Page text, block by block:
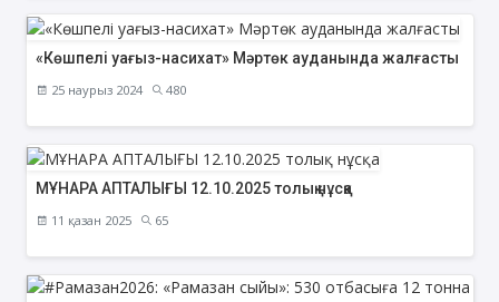
«Көшпелі уағыз-насихат» Мәртөк ауданында жалғасты
25 наурыз 2024 480
МҰНАРА АПТАЛЫҒЫ 12.10.2025 толық нұсқа
11 қазан 2025 65